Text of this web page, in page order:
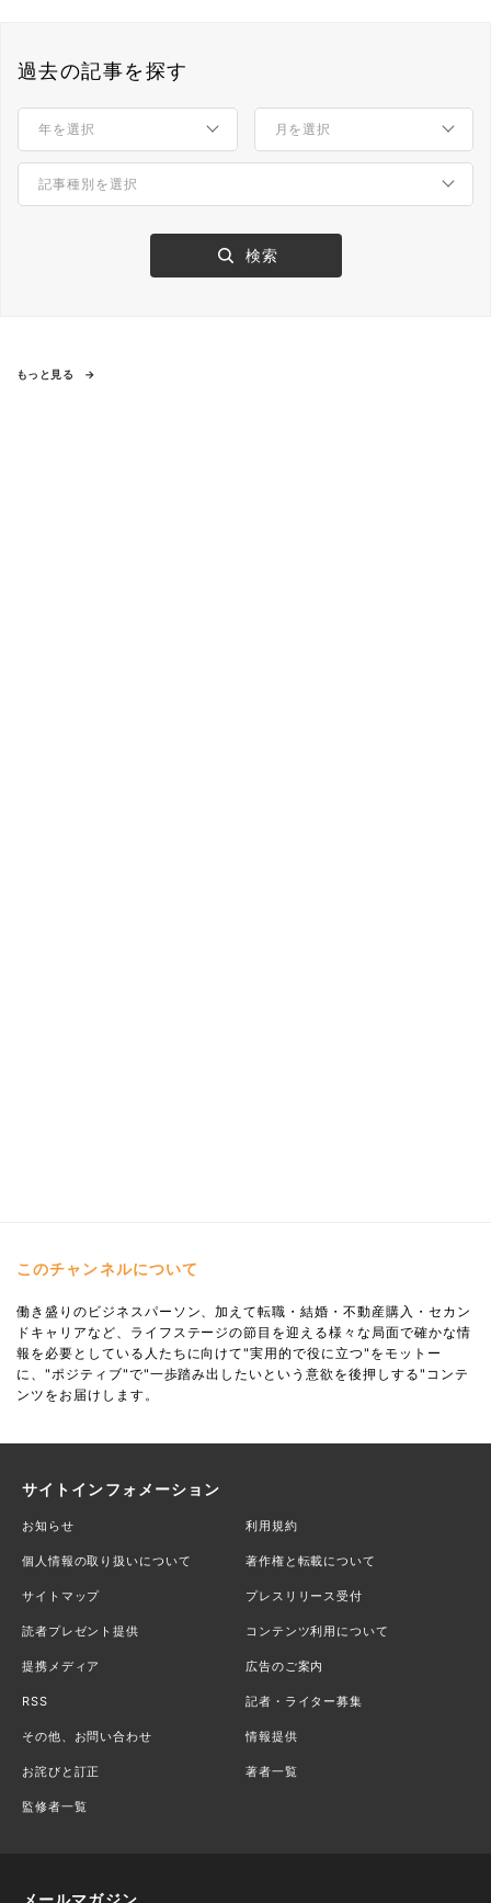
過去の記事を探す
もっと見る
このチャンネルについて
働き盛りのビジネスパーソン、加えて転職・結婚・不動産購入・セカン
ドキャリアなど、ライフステージの節目を迎える様々な局面で確かな情
報を必要としている人たちに向けて"実用的で役に立つ"をモットー
に、"ポジティブ"で"一歩踏み出したいという意欲を後押しする"コンテ
ンツをお届けします。
サイトインフォメーション
お知らせ 利用規約
個人情報の取り扱いについて 著作権と転載について
サイトマップ プレスリリース受付
読者プレゼント提供 コンテンツ利用について
提携メディア 広告のご案内
RSS 記者・ライター募集
その他、お問い合わせ 情報提供
お詫びと訂正 著者一覧
監修者一覧
メールマガジン